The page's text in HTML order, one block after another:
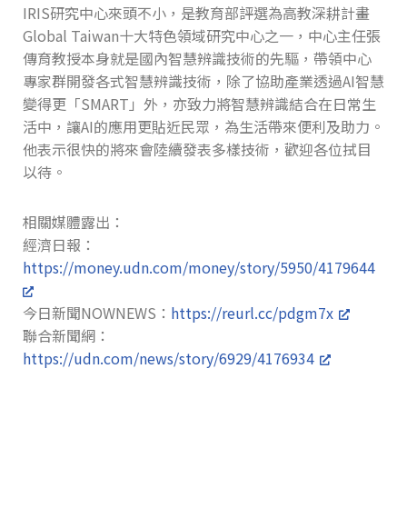
IRIS研究中心來頭不小，是教育部評選為高教深耕計畫
Global Taiwan十大特色領域研究中心之一，中心主任張
傳育教授本身就是國內智慧辨識技術的先驅，帶領中心
專家群開發各式智慧辨識技術，除了協助產業透過AI智慧
變得更「SMART」外，亦致力將智慧辨識結合在日常生
活中，讓AI的應用更貼近民眾，為生活帶來便利及助力。
他表示很快的將來會陸續發表多樣技術，歡迎各位拭目
以待。
相關媒體露出：
經濟日報：
https://money.udn.com/money/story/5950/4179644
今日新聞NOWNEWS： https://reurl.cc/pdgm7x
聯合新聞網：
https://udn.com/news/story/6929/4176934